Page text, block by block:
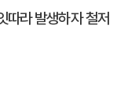
따라 발생하자 철저